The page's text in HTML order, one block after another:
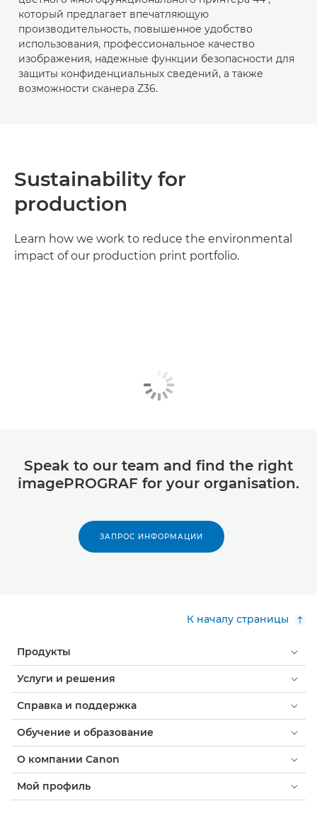
который предлагает впечатляющую
производительность, повышенное удобство
использования, профессиональное качество
изображения, надежные функции безопасности для
защиты конфиденциальных сведений, а также
возможности сканера Z36.
Sustainability for
production
Learn how we work to reduce the environmental
impact of our production print portfolio.
Speak to our team and find the right
imagePROGRAF for your organisation.
ЗАПРОС ИНФОРМАЦИИ
К началу страницы
Продукты
Услуги и решения
Справка и поддержка
Обучение и образование
О компании Canon
Мой профиль